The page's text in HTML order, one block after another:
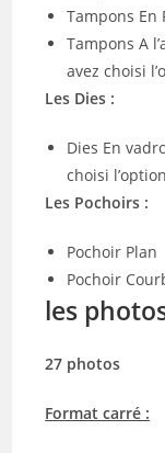
Tampons En
Tampons A
avez choisi
Les Dies :
Dies En
choisi
Les Pochoirs :
Pochoir Plan
Pochoir
les
27 photos
Format carré :